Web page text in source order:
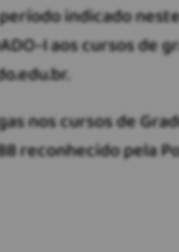
indicado
I aos cursos de
nos cursos de
pela